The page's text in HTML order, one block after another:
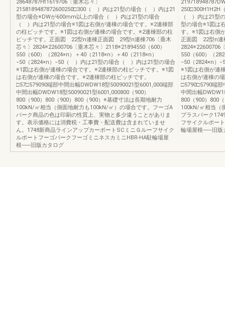
28648787Ht1619706〔垂木芯々〕
2158189487872600250□300（ ）内は21型の場合（ ）内は21
型の場合※DWが600mm以上の場合（ ）内は21型の場合
（ ）内は21型の場合※1図は右側が連棟の場合です。※2連棟部
の柱ピッチです。※1図は右側が連棟の場合です。※2連棟部の柱
ピッチです。正面図 22型n連棟正面図 29型n連棟706〔垂木
芯々〕2824※22600706〔垂木芯々〕2118※21894550（600）
550（600）（2824×n）＋40（2118×n）＋40（2118×n）
−50（2824×n）−50（ ）内は21型の場合（ ）内は21型の場合
※1図は右側が連棟の場合です。※2連棟部の柱ピッチです。※1図
は右側が連棟の場合です。※2連棟部の柱ピッチです。
□57□579090端部中間出幅DWDW18型50090021型6001,000端部
中間出幅DWDW18型50090021型6001,000800（900）
800（900）800（900）800（900）※基礎寸法は長期地耐力
100kN/㎡相当（側面地耐力も100kN/㎡）の場合です。フーゴA
パーク商品の色は印刷の性質上、実物と多少違うことがありま
す。表示価格には消費税・工事費・配送費は含まれていませ
ん。1748新商品ラインアップカーポートSCミニＧルーフサイク
ルポートフーゴパークフーゴミニネスカミニHBR-HA駐輪場屋
根------旧版カタログ
250□300H1H2H
（ ）内は21型
型の場合※1図は
す。※1図は右側
正面図 22型n連
2824※22600706
550（600）（
−50（2824×n）
※1図は右側が連
は右側が連棟の
□5790□5790端部
中間出幅
800（900）800
100kN/㎡相当（
プラスパーク
フサイクルポー
輪場屋根------旧版